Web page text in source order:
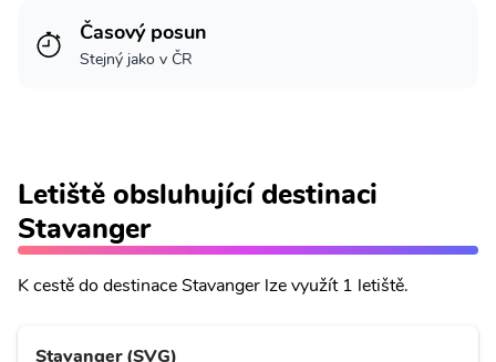
Časový posun
Stejný jako v ČR
Letiště obsluhující destinaci
Stavanger
K cestě do destinace Stavanger lze využít 1 letiště.
Stavanger (SVG)